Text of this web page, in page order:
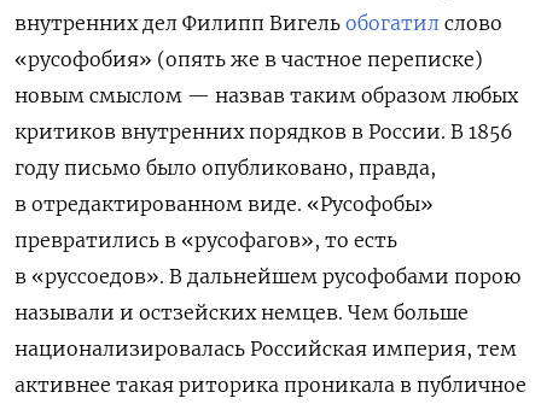
внутренних дел Филипп Вигель обогатил слово
«русофобия» (опять же в частное переписке)
новым смыслом — назвав таким образом любых
критиков внутренних порядков в России. В 1856
году письмо было опубликовано, правда,
в отредактированном виде. «Русофобы»
превратились в «русофагов», то есть
в «руссоедов». В дальнейшем русофобами порою
называли и остзейских немцев. Чем больше
национализировалась Российская империя, тем
активнее такая риторика проникала в публичное